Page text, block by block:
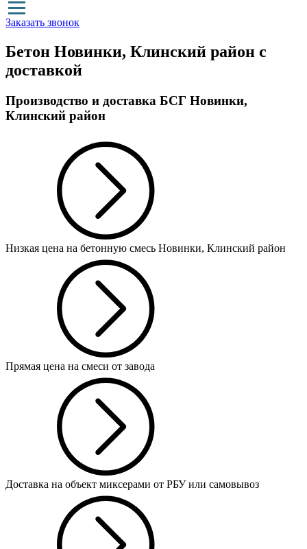
Заказать звонок
Бетон Новинки, Клинский район с
доставкой
Производство и доставка БСГ Новинки,
Клинский район
Низкая цена на бетонную смесь Новинки, Клинский район
Прямая цена на смеси от завода
Доставка на объект миксерами от РБУ или самовывоз